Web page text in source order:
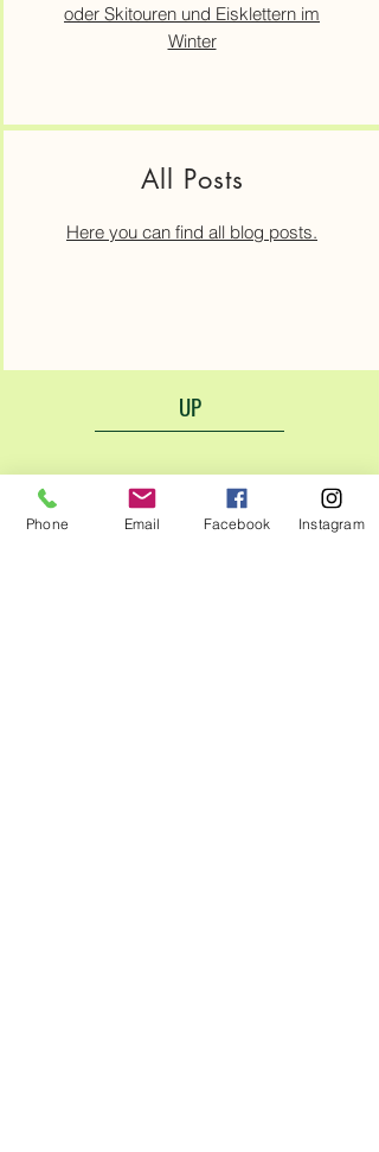
oder Skitouren und Eisklettern im
Winter
All Posts
Here you can find all blog posts.
UP
Phone Email Facebook Instagram